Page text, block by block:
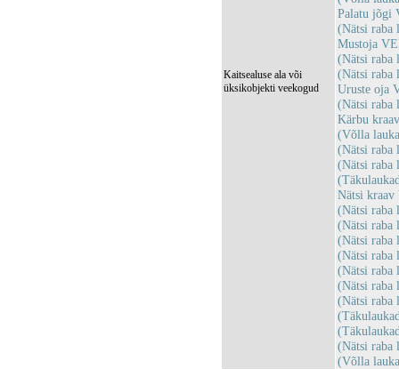
Kaitsealuse ala või
üksikobjekti veekogud
Palatu jõgi
(Nätsi raba
Mustoja
(Nätsi raba
(Nätsi raba
Uruste oja
(Nätsi raba
Kärbu
(Võlla
(Nätsi raba
(Nätsi raba
Nätsi kraav
(Nätsi raba
(Nätsi raba
(Nätsi raba
(Nätsi raba
(Nätsi raba
(Nätsi raba
(Nätsi raba
(Nätsi raba
(Võlla